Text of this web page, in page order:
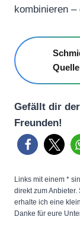
kombinieren
Gefällt dir
Freunden!
Links mit einem *
direkt zum
erhalte ich eine
Danke für eure